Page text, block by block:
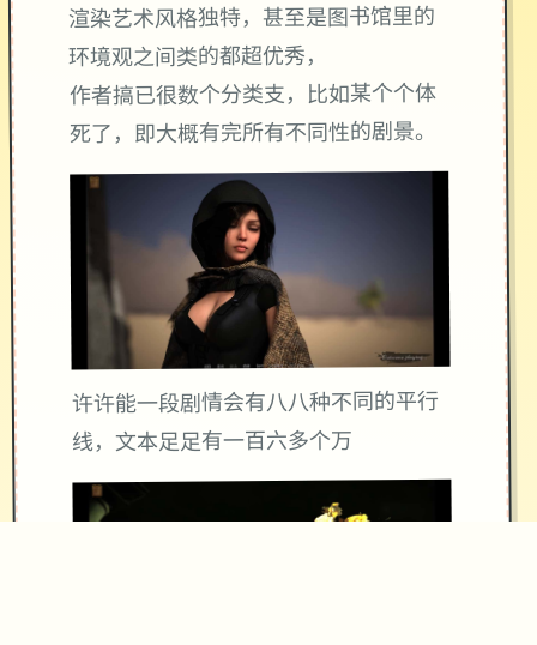
渲染艺术风格独特，甚至是图书馆里的
环境观之间类的都超优秀，
作者搞已很数个分类支，比如某个个体
死了，即大概有完所有不同性的剧景。
许许能一段剧情会有八八种不同的平行
线，文本足足有一百六多个万